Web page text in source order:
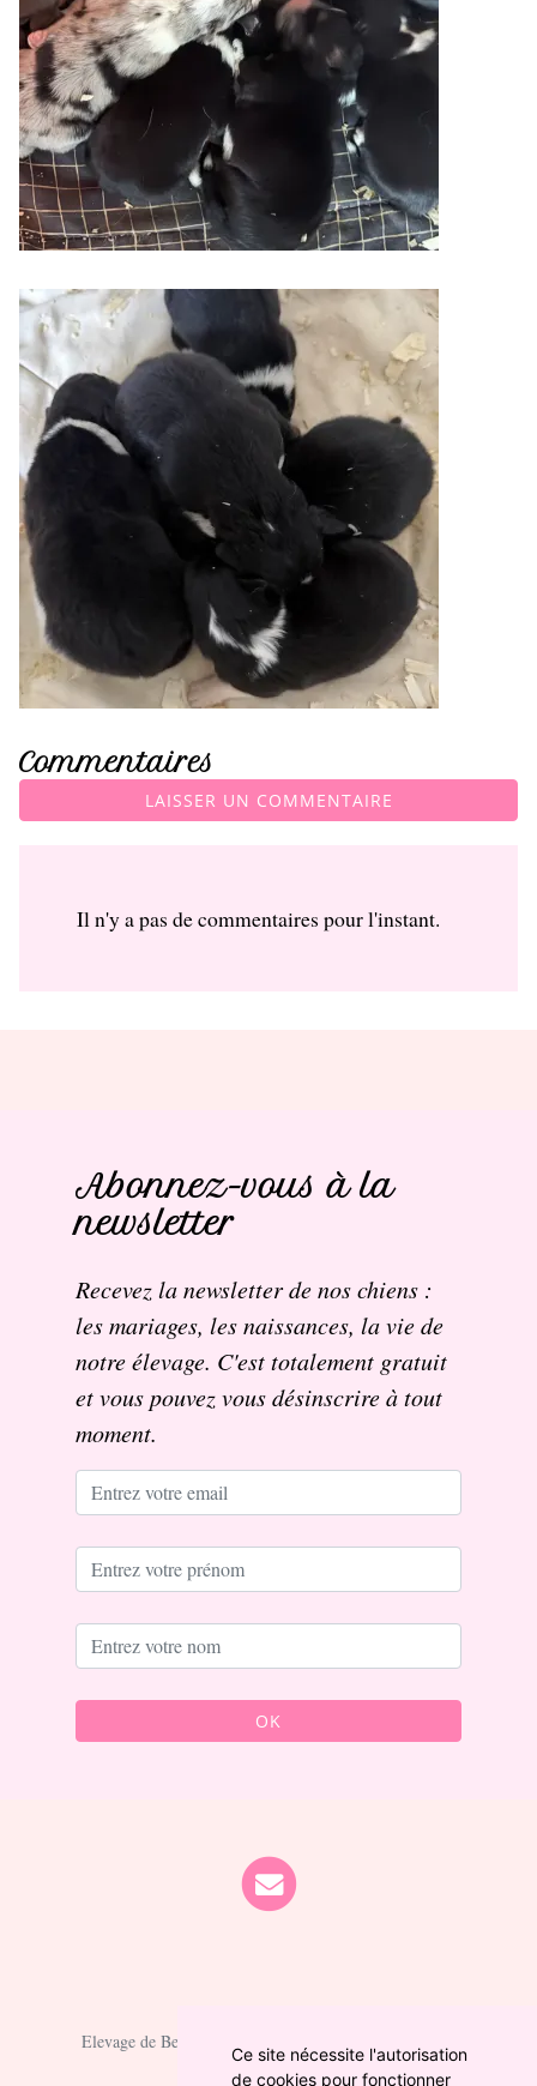
Commentaires
LAISSER UN COMMENTAIRE
Il n'y a pas de commentaires pour l'instant.
Abonnez-vous à la
newsletter
Recevez la newsletter de nos chiens :
les mariages, les naissances, la vie de
notre élevage. C'est totalement gratuit
et vous pouvez vous désinscrire à tout
moment.
OK
Elevage de Berger australien depuis 2021 situé en Cher
Ce site nécessite l'autorisation
de cookies pour fonctionner